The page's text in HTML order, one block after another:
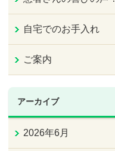
自宅でのお手入れ
ご案内
アーカイブ
2026年6月